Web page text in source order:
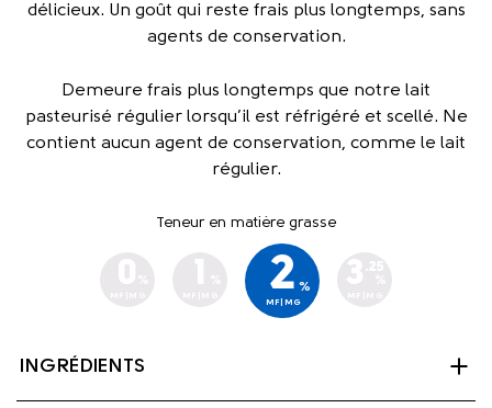
délicieux. Un goût qui reste frais plus longtemps, sans
agents de conservation.
Demeure frais plus longtemps que notre lait
pasteurisé régulier lorsqu’il est réfrigéré et scellé. Ne
contient aucun agent de conservation, comme le lait
régulier.
Teneur en matière grasse
2 %
MF|MG
INGRÉDIENTS